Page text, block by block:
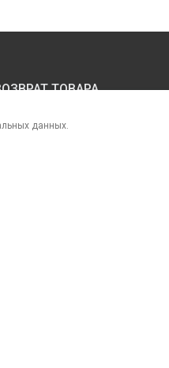
данных.
ТОВАРА